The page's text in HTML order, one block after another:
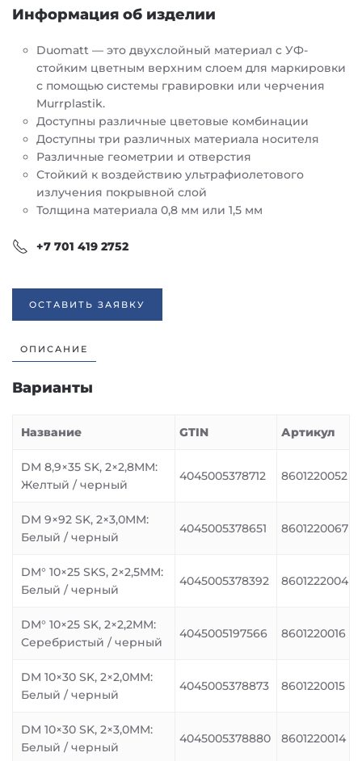
Информация об изделии
Duomatt — это двухслойный материал с УФ-
стойким цветным верхним слоем для маркировки
с помощью системы гравировки или черчения
Murrplastik.
Доступны различные цветовые комбинации
Доступны три различных материала носителя
Различные геометрии и отверстия
Стойкий к воздействию ультрафиолетового
излучения покрывной слой
Толщина материала 0,8 мм или 1,5 мм
+7 701 419 2752
ОСТАВИТЬ ЗАЯВКУ
ОПИСАНИЕ
Варианты
Название GTIN Артикул
DM 8,9×35 SK, 2×2,8MM:
Желтый / черный
4045005378712 8601220052
DM 9×92 SK, 2×3,0MM:
Белый / черный
4045005378651 8601220067
DM° 10×25 SKS, 2×2,5MM:
Белый / черный
4045005378392 8601222004
DM° 10×25 SK, 2×2,2MM:
Серебристый / черный
4045005197566 8601220016
DM 10×30 SK, 2×2,0MM:
Белый / черный
4045005378873 8601220015
DM 10×30 SK, 2×3,0MM:
Белый / черный
4045005378880 8601220014